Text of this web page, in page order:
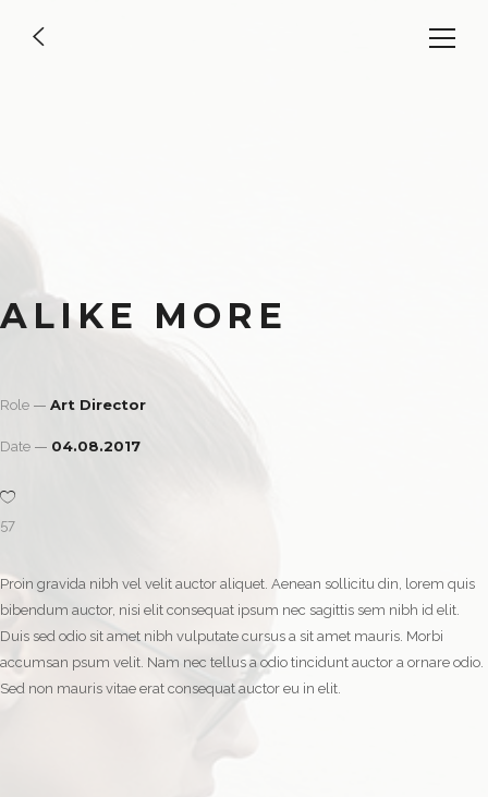
ALIKE MORE
Role Art Director
Date 04.08.2017
57
Proin gravida nibh vel velit auctor aliquet. Aenean sollicitu din, lorem quis
bibendum auctor, nisi elit consequat ipsum nec sagittis sem nibh id elit.
Duis sed odio sit amet nibh vulputate cursus a sit amet mauris. Morbi
accumsan psum velit. Nam nec tellus a odio tincidunt auctor a ornare odio.
Sed non mauris vitae erat consequat auctor eu in elit.